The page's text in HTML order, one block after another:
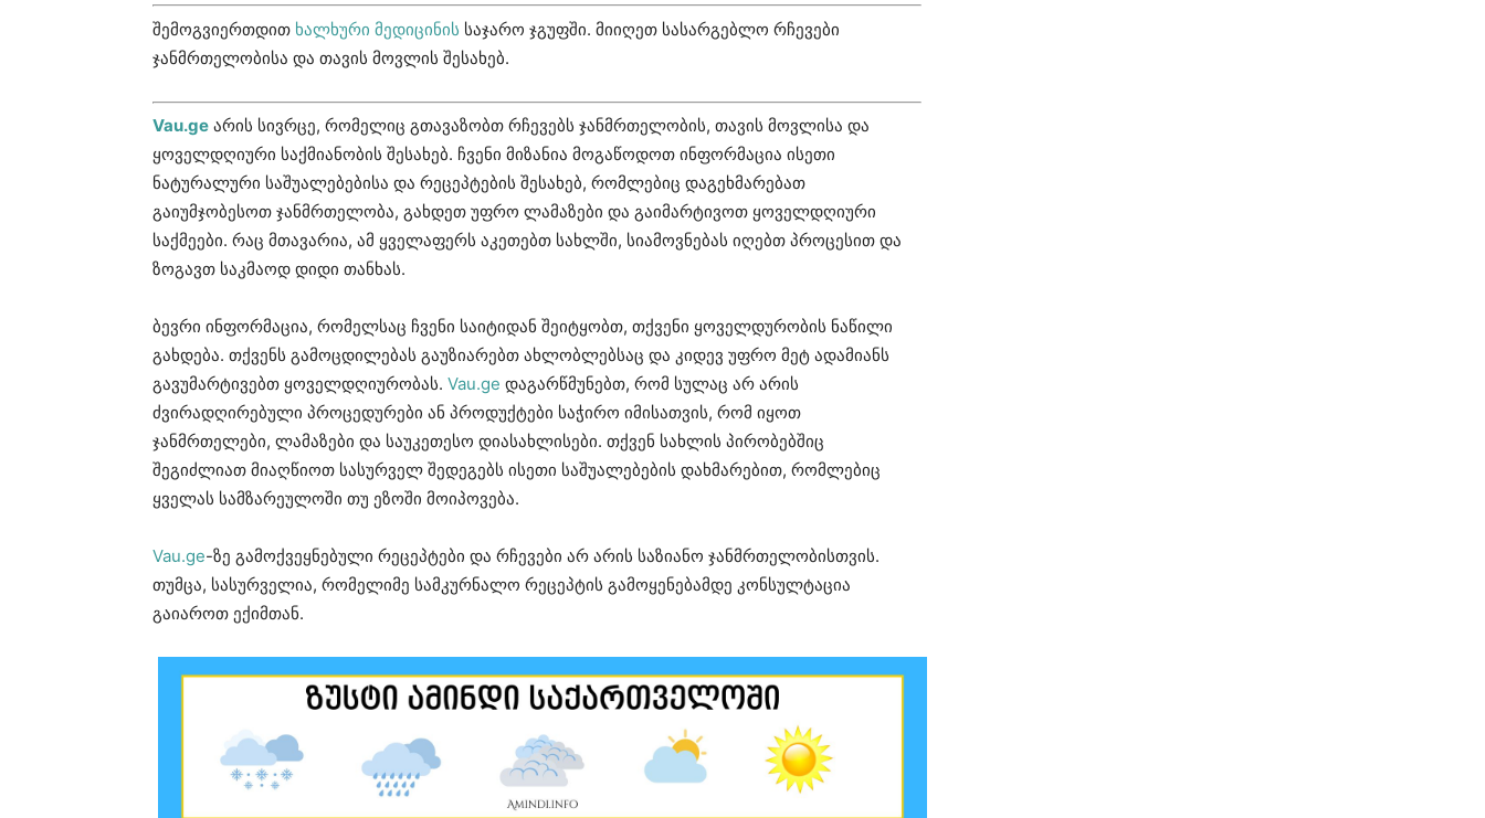
შემოგვიერთდით ხალხური მედიცინის საჯარო ჯგუფში. მიიღეთ სასარგებლო რჩევები
ჯანმრთელობისა და თავის მოვლის შესახებ.
Vau.ge არის სივრცე, რომელიც გთავაზობთ რჩევებს ჯანმრთელობის, თავის მოვლისა და
ყოველდღიური საქმიანობის შესახებ. ჩვენი მიზანია მოგაწოდოთ ინფორმაცია ისეთი
ნატურალური საშუალებებისა და რეცეპტების შესახებ, რომლებიც დაგეხმარებათ
გაიუმჯობესოთ ჯანმრთელობა, გახდეთ უფრო ლამაზები და გაიმარტივოთ ყოველდღიური
საქმეები. რაც მთავარია, ამ ყველაფერს აკეთებთ სახლში, სიამოვნებას იღებთ პროცესით და
ზოგავთ საკმაოდ დიდი თანხას.
ბევრი ინფორმაცია, რომელსაც ჩვენი საიტიდან შეიტყობთ, თქვენი ყოველდურობის ნაწილი
გახდება. თქვენს გამოცდილებას გაუზიარებთ ახლობლებსაც და კიდევ უფრო მეტ ადამიანს
გავუმარტივებთ ყოველდღიურობას. Vau.ge დაგარწმუნებთ, რომ სულაც არ არის
ძვირადღირებული პროცედურები ან პროდუქტები საჭირო იმისათვის, რომ იყოთ
ჯანმრთელები, ლამაზები და საუკეთესო დიასახლისები. თქვენ სახლის პირობებშიც
შეგიძლიათ მიაღწიოთ სასურველ შედეგებს ისეთი საშუალებების დახმარებით, რომლებიც
ყველას სამზარეულოში თუ ეზოში მოიპოვება.
Vau.ge-ზე გამოქვეყნებული რეცეპტები და რჩევები არ არის საზიანო ჯანმრთელობისთვის.
თუმცა, სასურველია, რომელიმე სამკურნალო რეცეპტის გამოყენებამდე კონსულტაცია
გაიაროთ ექიმთან.